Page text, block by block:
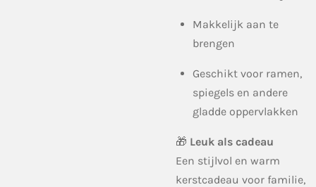
Makkelijk aan te
brengen
Geschikt voor ramen,
spiegels en andere
gladde oppervlakken
🎁 Leuk als cadeau
Een stijlvol en warm
kerstcadeau voor familie,